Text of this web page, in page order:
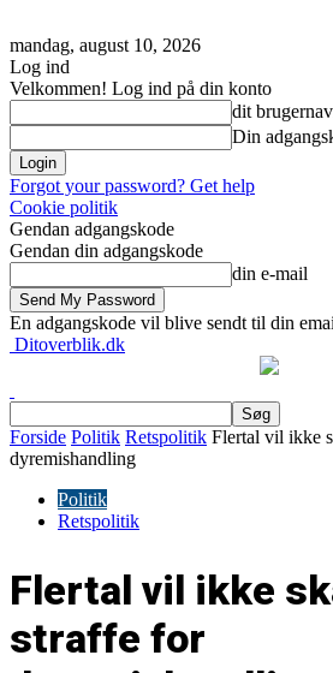
mandag, august 10, 2026
Log ind
Velkommen! Log ind på din konto
dit
Din
Forgot your password? Get help
Cookie politik
Gendan adgangskode
Gendan din adgangskode
din e-mail
En adgangskode vil blive sendt til din
Ditoverblik.dk
Forside Politik Retspolitik Flertal vil ikke
dyremishandling
Politik
Retspolitik
Flertal vil ikke
straffe for